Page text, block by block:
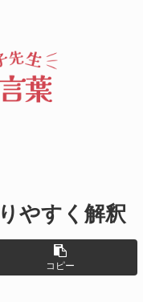
やすく解釈
コピー